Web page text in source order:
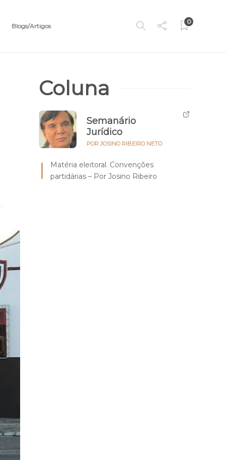
Blogs/Artigos
0
Coluna
Semanário
Jurídico
POR JOSINO RIBEIRO NETO
Matéria eleitoral. Convenções
partidárias – Por Josino Ribeiro